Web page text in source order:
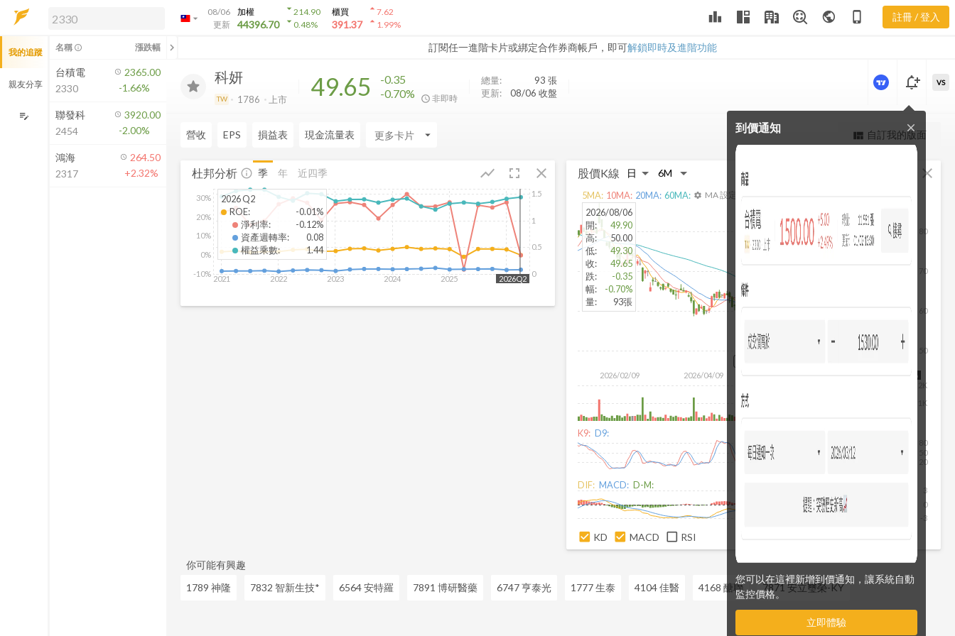
arrow_drop_down
08/06
更新
加權
44396.70
arrow_drop_down214.90
arrow_drop_down0.48%
櫃買
391.37
arrow_drop_up7.62
arrow_drop_up1.99% leaderboard public phone_iphone 註冊 / 登入
訂閱任一進階卡片或綁定合作券商帳戶，即可解鎖即時及進階功能
解鎖即時行情及進階功能
方案」，即可解鎖以下功能：
即時行情
即時市況與排行
成交金額熱力圖
前往方案訂閱
如何綁定合作券商
析
科妍
TW 1786 上市 49.65
-0.35
-0.70%
非即時
總量: 93 張
更新:
08/06 收盤
更強大的進階價量圖表
notification_add
到價通知
您可以在這裡新增到價通知，讓系統自動
監控價格。
立即體驗
close
VS
營收 EPS 損益表 現金流量表 arrow_drop_down view_quilt 自訂我的版面
杜邦分析 fullscreen close
show_chart
info_outline 季 年 近四季
2021 2022 2023 2024 2025 2026
0
0.5
1
1.5
-10%
0%
10%
20%
30%
2026Q2
2026 Q2
ROE:
-0.01%
淨利率:
-0.12%
資產週轉率:
0.08
權益乘數: 1.44
股價K線 close
2026/02/09 2026/04/09
50
60
70
80
2026/08/06
1K
2K
2026/08/06
開:
49.90
高:
50.00
低:
49.30
收:
49.65
跌:
-0.35
幅:
-0.70%
量: 93張
5MA: 10MA: 20MA: 60MA: settings MA 設定
K9: D9:
20
50
80
DIF: MACD: D-M:
-3
0
3
KD MACD RSI
你可能有興趣
1789 神隆
7832 智新生技* 6564 安特羅 7891 博研醫藥 6747 亨泰光 1777 生泰 4104 佳醫 4168 醣聯 7871 安立璽榮-KY
我的追蹤
親友分享
edit_note
名稱 info_outline 漲跌幅 chevron_left
台積電
2330
2365.00
-1.66%
聯發科
2454
3920.00
-2.00%
鴻海
2317
264.50
+2.32%